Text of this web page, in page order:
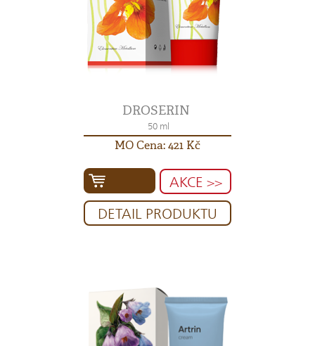
DROSERIN
50 ml
MO Cena: 421 Kč
AKCE >>
DETAIL PRODUKTU